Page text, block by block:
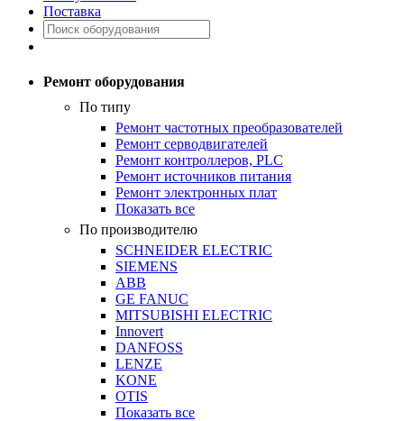
Поставка
Ремонт оборудования
По типу
Ремонт частотных преобразователей
Ремонт серводвигателей
Ремонт контроллеров, PLC
Ремонт источников питания
Ремонт электронных плат
Показать все
По производителю
SCHNEIDER ELECTRIC
SIEMENS
ABB
GE FANUC
MITSUBISHI ELECTRIC
Innovert
DANFOSS
LENZE
KONE
OTIS
Показать все